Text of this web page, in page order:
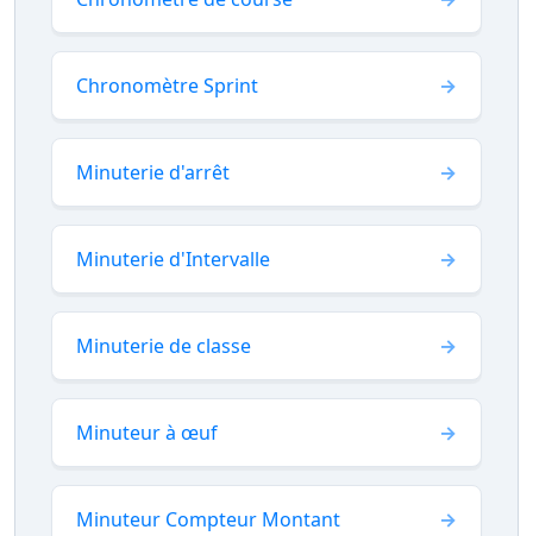
Chronomètre Sprint
Minuterie d'arrêt
Minuterie d'Intervalle
Minuterie de classe
Minuteur à œuf
Minuteur Compteur Montant